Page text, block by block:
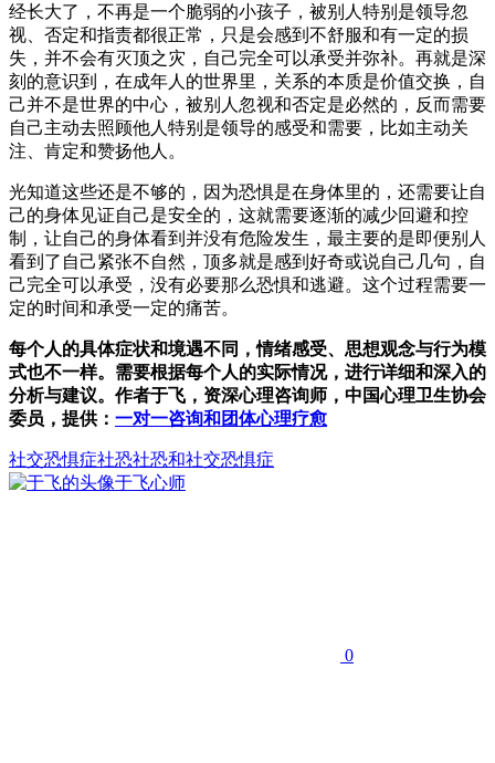
经长大了，不再是一个脆弱的小孩子，被别人特别是领导忽
视、否定和指责都很正常，只是会感到不舒服和有一定的损
失，并不会有灭顶之灾，自己完全可以承受并弥补。再就是深
刻的意识到，在成年人的世界里，关系的本质是价值交换，自
己并不是世界的中心，被别人忽视和否定是必然的，反而需要
自己主动去照顾他人特别是领导的感受和需要，比如主动关
注、肯定和赞扬他人。
光知道这些还是不够的，因为恐惧是在身体里的，还需要让自
己的身体见证自己是安全的，这就需要逐渐的减少回避和控
制，让自己的身体看到并没有危险发生，最主要的是即便别人
看到了自己紧张不自然，顶多就是感到好奇或说自己几句，自
己完全可以承受，没有必要那么恐惧和逃避。这个过程需要一
定的时间和承受一定的痛苦。
每个人的具体症状和境遇不同，情绪感受、思想观念与行为模
式也不一样。需要根据每个人的实际情况，进行详细和深入的
分析与建议。作者于飞，资深心理咨询师，中国心理卫生协会
委员，提供： 一对一咨询和团体心理疗愈
社交恐惧症社恐社恐和社交恐惧症
于飞心师
0